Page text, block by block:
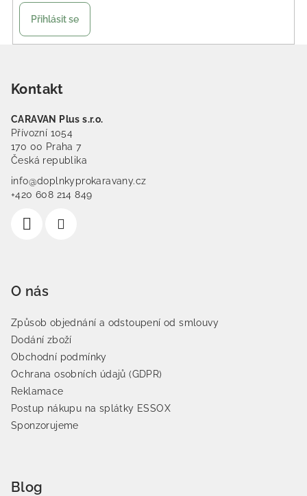
Přihlásit se
Kontakt
CARAVAN Plus s.r.o.
Přívozní 1054
170 00 Praha 7
Česká republika
info@doplnkyprokaravany.cz
+420 608 214 849
O nás
Způsob objednání a odstoupení od smlouvy
Dodání zboží
Obchodní podmínky
Ochrana osobních údajů (GDPR)
Reklamace
Postup nákupu na splátky ESSOX
Sponzorujeme
Blog